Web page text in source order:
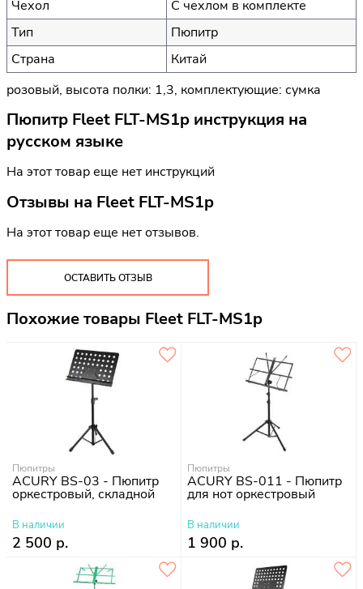
Чехол
С чехлом в комплекте
Тип
Пюпитр
Страна
Китай
розовый, высота полки: 1‚3, комплектующие: сумка
Пюпитр Fleet FLT-MS1p инструкция на
русском языке
На этот товар еще нет инструкций
Отзывы на Fleet FLT-MS1p
На этот товар еще нет отзывов.
ОСТАВИТЬ ОТЗЫВ
Похожие товары Fleet FLT-MS1p
Пюпитры
ACURY BS-03 - Пюпитр
оркестровый, складной
В наличии
2 500 р.
Пюпитры
ACURY BS-011 - Пюпитр
для нот оркестровый
В наличии
1 900 р.